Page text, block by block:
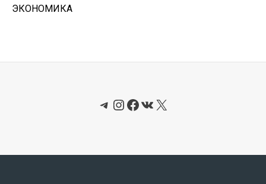
ЭКОНОМИКА
Telegram
Instagram
Facebook
ВКонтакте
X